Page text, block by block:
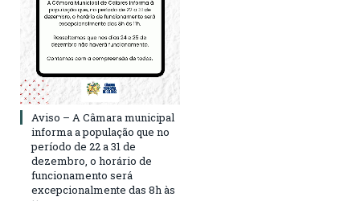
Aviso – A Câmara municipal
informa a população que no
período de 22 a 31 de
dezembro, o horário de
funcionamento será
excepcionalmente das 8h às